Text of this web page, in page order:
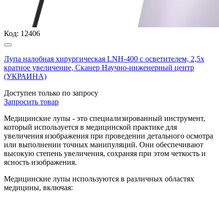
Код: 12406
Лупа налобная хирургическая LNH-400 с осветителем, 2,5х
кратное увеличение, Сканер Научно-инженерный центр
(УКРАИНА)
Доступен только по запросу
Запросить товар
Медицинские лупы - это специализированный инструмент,
который используется в медицинской практике для
увеличения изображения при проведении детального осмотра
или выполнении точных манипуляций. Они обеспечивают
высокую степень увеличения, сохраняя при этом четкость и
ясность изображения.
Медицинские лупы используются в различных областях
медицины, включая: